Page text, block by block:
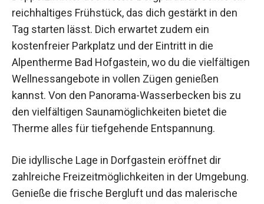
Doppelzimmer des Hotels Bergparadies sowie
ein reichhaltiges Frühstück, das dich gestärkt in
den Tag starten lässt. Dich erwartet zudem ein
kostenfreier Parkplatz und der Eintritt in die
Alpentherme Bad Hofgastein, wo du die
vielfältigen Wellnessangebote in vollen Zügen
genießen kannst. Von den Panorama-
Wasserbecken bis zu den vielfältigen
tiefgehende Entspannung.
Die idyllische Lage in Dorfgastein eröffnet dir